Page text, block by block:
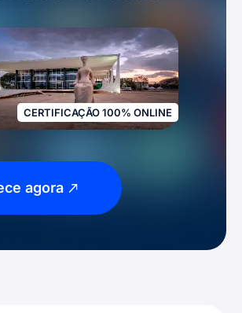
CERTIFICAÇÃO 100% ONLINE
agora